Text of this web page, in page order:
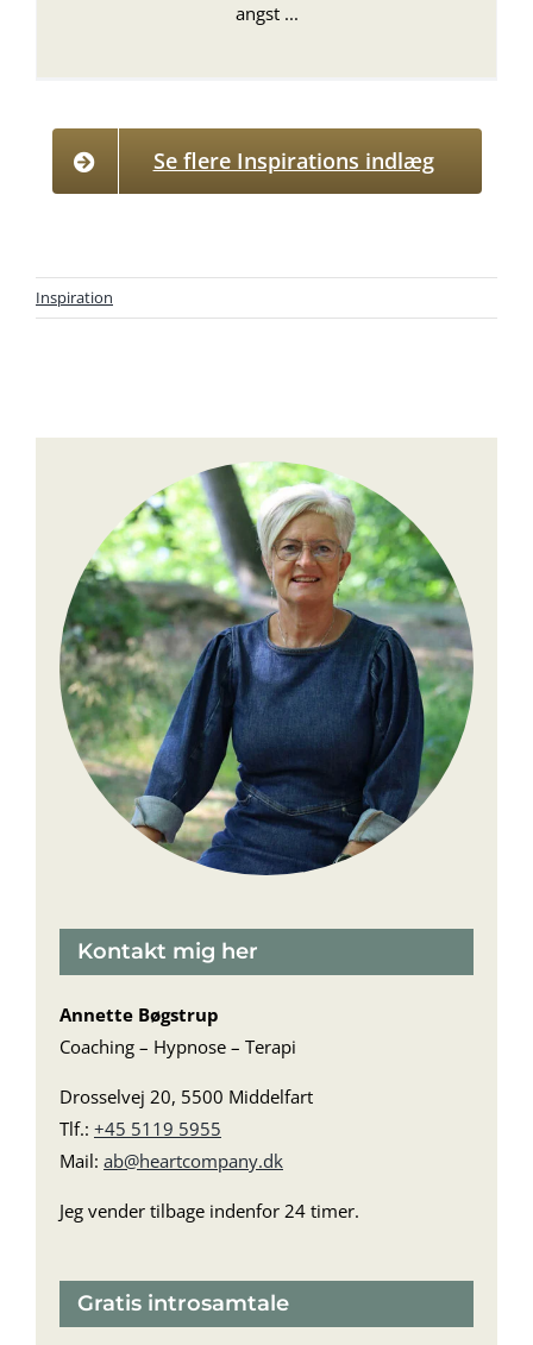
angst ...
Se flere Inspirations indlæg
Inspiration
Kontakt mig her
Annette Bøgstrup
Coaching – Hypnose – Terapi
Drosselvej 20, 5500 Middelfart
Tlf.: +45 5119 5955
Mail: ab@heartcompany.dk
Jeg vender tilbage indenfor 24 timer.
Gratis introsamtale